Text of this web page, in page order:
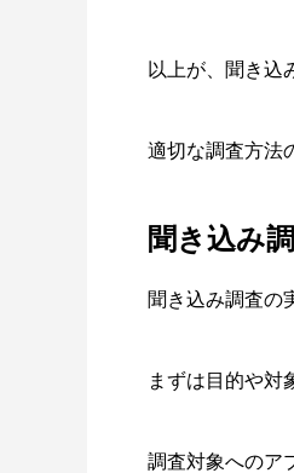
以上が、聞き込
適切な調査方法
聞き込み
聞き込み調査の
まずは目的や対
調査対象へのア